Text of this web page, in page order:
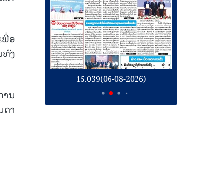
ພື່ອ
ງ
ນ
ດາ
15.039(06-08-2026)